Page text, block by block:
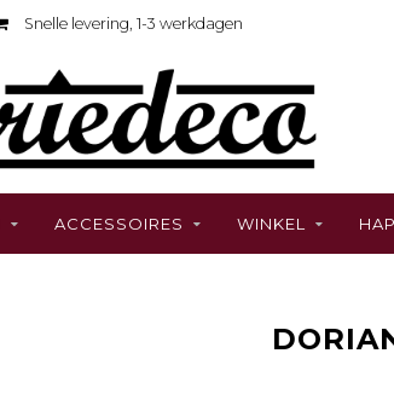
Snelle levering, 1-3 werkdagen
ACCESSOIRES WINKEL